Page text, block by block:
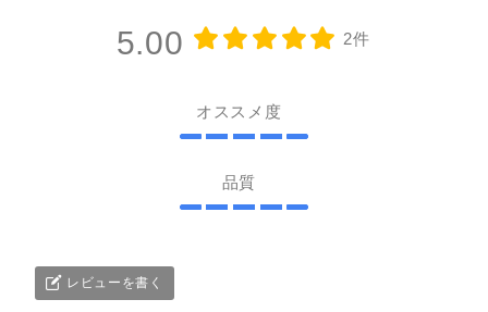
5.00 2件
オススメ度
品質
レビューを書く